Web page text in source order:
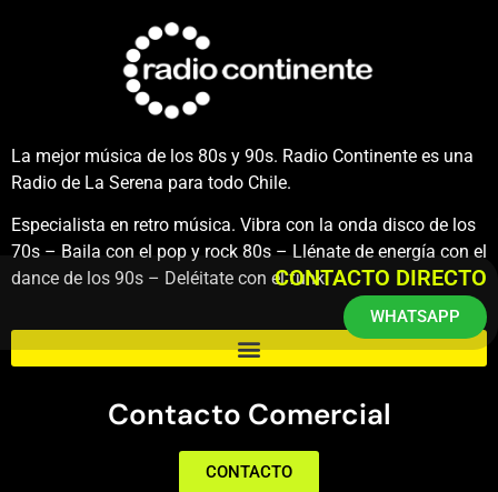
La mejor música de los 80s y 90s. Radio Continente es una
Radio de La Serena para todo Chile.
Especialista en retro música. Vibra con la onda disco de los
70s – Baila con el pop y rock 80s – Llénate de energía con el
dance de los 90s – Deléitate con el funk.
Contacto Comercial
CONTACTO
CONTACTO DIRECTO
WHATSAPP